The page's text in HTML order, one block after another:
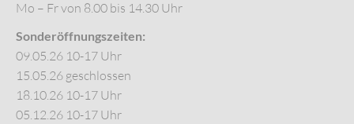
Mo – Fr von 8.00 bis 14.30 Uhr
Sonderöffnungszeiten:
09.05.26 10-17 Uhr
15.05.26 geschlossen
18.10.26 10-17 Uhr
05.12.26 10-17 Uhr